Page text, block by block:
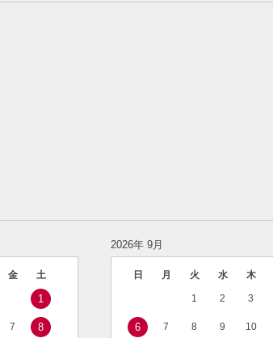
金 土
1
7 8
2026年 9月
日 月 火 水 木
1 2 3
6 7 8 9 10